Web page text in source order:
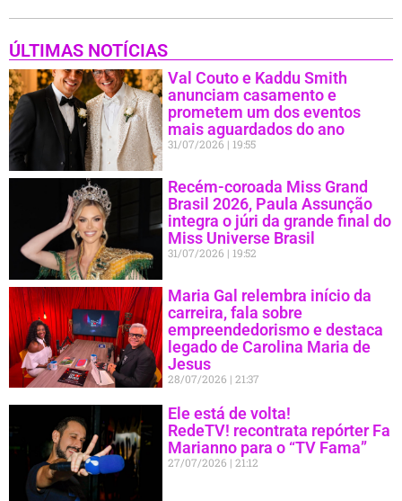
ÚLTIMAS NOTÍCIAS
Val Couto e Kaddu Smith
anunciam casamento e
prometem um dos eventos
mais aguardados do ano
31/07/2026 19:55
Recém-coroada Miss Grand
Brasil 2026, Paula Assunção
integra o júri da grande final do
Miss Universe Brasil
31/07/2026 19:52
Maria Gal relembra início da
carreira, fala sobre
empreendedorismo e destaca
legado de Carolina Maria de
Jesus
28/07/2026 21:37
Ele está de volta!
RedeTV! recontrata repórter Fa
Marianno para o “TV Fama”
27/07/2026 21:12